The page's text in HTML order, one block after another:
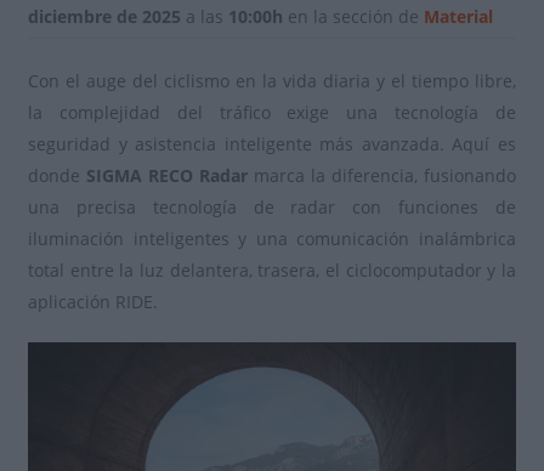
diciembre de 2025 a las 10:00h en la sección de Material
Con el auge del ciclismo en la vida diaria y el tiempo libre,
la complejidad del tráfico exige una tecnología de
seguridad y asistencia inteligente más avanzada. Aquí es
donde SIGMA RECO Radar marca la diferencia, fusionando
una precisa tecnología de radar con funciones de
iluminación inteligentes y una comunicación inalámbrica
total entre la luz delantera, trasera, el ciclocomputador y la
aplicación RIDE.